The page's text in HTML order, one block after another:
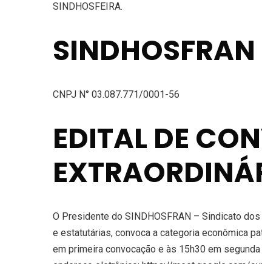
SINDHOSFEIRA.
SINDHOSFRAN
CNPJ N° 03.087.771/0001-56
EDITAL DE
O Presidente do SINDHOSFRAN – Sindicato
e estatutárias, convoca a categoria econômica
em primeira convocação e às 15h30 em